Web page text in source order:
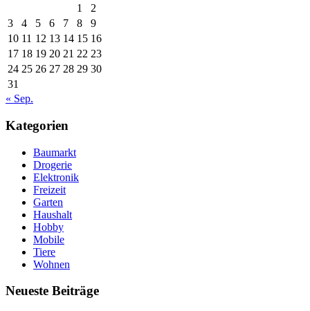
1
2
3
4 5 6 7 8
9
10 11 12 13 14 15 16
17 18 19 20 21 22 23
24 25 26 27 28 29 30
31
« Sep.
Kategorien
Baumarkt
Drogerie
Elektronik
Freizeit
Garten
Haushalt
Hobby
Mobile
Tiere
Wohnen
Neueste Beiträge